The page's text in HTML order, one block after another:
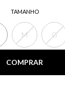
TAMANHO
M G
COMPRAR